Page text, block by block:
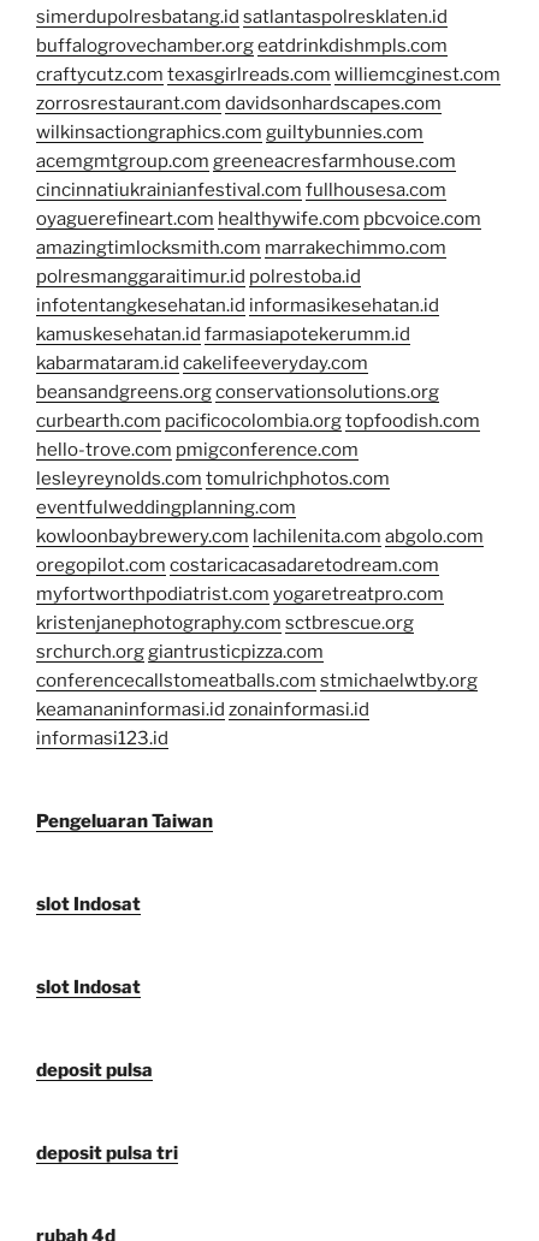
simerdupolresbatang.id satlantaspolresklaten.id
buffalogrovechamber.orgeatdrinkdishmpls.com
craftycutz.com texasgirlreads.com williemcginest.com
zorrosrestaurant.com davidsonhardscapes.com
wilkinsactiongraphics.com guiltybunnies.com
acemgmtgroup.com greeneacresfarmhouse.com
cincinnatiukrainianfestival.com fullhousesa.com
oyaguerefineart.com healthywife.com pbcvoice.com
amazingtimlocksmith.com marrakechimmo.com
polresmanggaraitimur.id polrestoba.id
infotentangkesehatan.id informasikesehatan.id
kamuskesehatan.id farmasiapotekerumm.id
kabarmataram.id cakelifeeveryday.com
beansandgreens.orgconservationsolutions.org
curbearth.com pacificocolombia.orgtopfoodish.com
hello-trove.com pmigconference.com
lesleyreynolds.com tomulrichphotos.com
eventfulweddingplanning.com
kowloonbaybrewery.com lachilenita.com abgolo.com
oregopilot.com costaricacasadaretodream.com
myfortworthpodiatrist.com yogaretreatpro.com
kristenjanephotography.com sctbrescue.org
srchurch.orggiantrusticpizza.com
conferencecallstomeatballs.com stmichaelwtby.org
keamananinformasi.id zonainformasi.id
informasi123.id
Pengeluaran Taiwan
slot Indosat
slot Indosat
deposit pulsa
deposit pulsa tri
rubah 4d